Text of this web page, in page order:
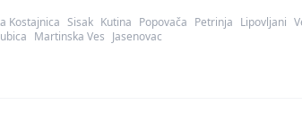
Kostajnica Sisak Kutina Popovača Petrinja Lipovljani
Martinska Ves Jasenovac